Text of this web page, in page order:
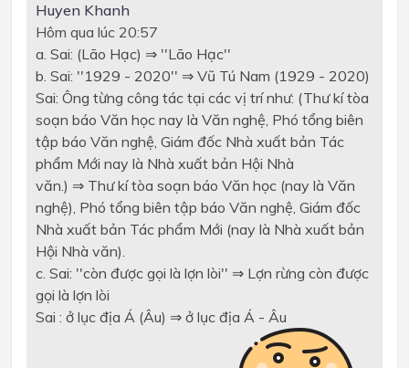
Huyen Khanh
Hôm qua lúc 20:57
a. Sai: (Lão Hạc) ⇒ ''Lão Hạc''
b. Sai: ''1929 - 2020'' ⇒ Vũ Tú Nam (1929 - 2020)
Sai: Ông từng công tác tại các vị trí như: (Thư kí tòa
soạn báo Văn học nay là Văn nghệ, Phó tổng biên
tập báo Văn nghệ, Giám đốc Nhà xuất bản Tác
phẩm Mới nay là Nhà xuất bản Hội Nhà
văn.) ⇒ Thư kí tòa soạn báo Văn học (nay là Văn
nghệ), Phó tổng biên tập báo Văn nghệ, Giám đốc
Nhà xuất bản Tác phẩm Mới (nay là Nhà xuất bản
Hội Nhà văn).
c. Sai: ''còn được gọi là lợn lòi'' ⇒ Lợn rừng còn được
gọi là lợn lòi
Sai : ở lục địa Á (Âu) ⇒ ở lục địa Á - Âu